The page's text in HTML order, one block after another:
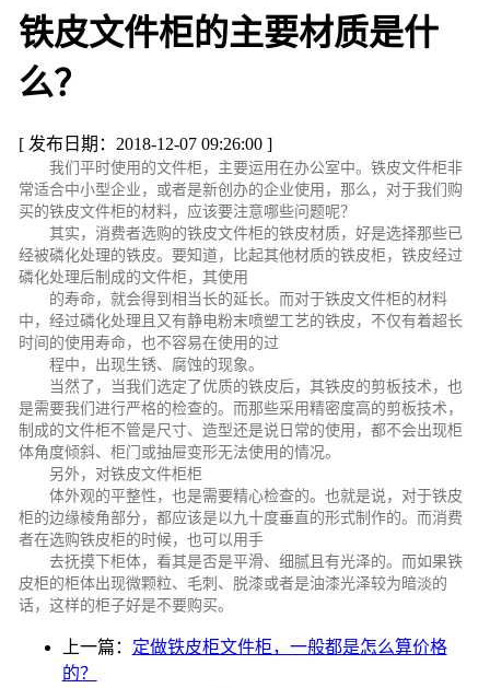
铁皮文件柜的主要材质是什
么？
[ 发布日期：2018-12-07 09:26:00 ]
我们平时使用的文件柜，主要运用在办公室中。铁皮文件柜非
常适合中小型企业，或者是新创办的企业使用，那么，对于我们购
买的铁皮文件柜的材料，应该要注意哪些问题呢？
其实，消费者选购的铁皮文件柜的铁皮材质，好是选择那些已
经被磷化处理的铁皮。要知道，比起其他材质的铁皮柜，铁皮经过
磷化处理后制成的文件柜，其使用
的寿命，就会得到相当长的延长。而对于铁皮文件柜的材料
中，经过磷化处理且又有静电粉末喷塑工艺的铁皮，不仅有着超长
时间的使用寿命，也不容易在使用的过
程中，出现生锈、腐蚀的现象。
当然了，当我们选定了优质的铁皮后，其铁皮的剪板技术，也
是需要我们进行严格的检查的。而那些采用精密度高的剪板技术，
制成的文件柜不管是尺寸、造型还是说日常的使用，都不会出现柜
体角度倾斜、柜门或抽屉变形无法使用的情况。
另外，对铁皮文件柜柜
体外观的平整性，也是需要精心检查的。也就是说，对于铁皮
柜的边缘棱角部分，都应该是以九十度垂直的形式制作的。而消费
者在选购铁皮柜的时候，也可以用手
去抚摸下柜体，看其是否是平滑、细腻且有光泽的。而如果铁
皮柜的柜体出现微颗粒、毛刺、脱漆或者是油漆光泽较为暗淡的
话，这样的柜子好是不要购买。
上一篇： 定做铁皮柜文件柜，一般都是怎么算价格
的？